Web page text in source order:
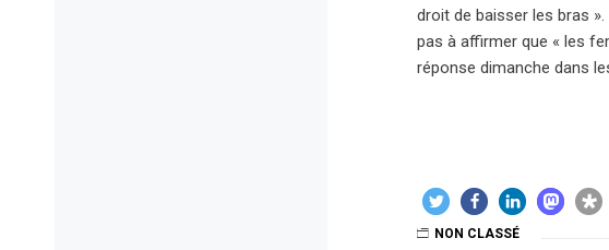
droit de baisser les bras
pas à affirmer que « les
réponse dimanche dans
NON CLASSÉ